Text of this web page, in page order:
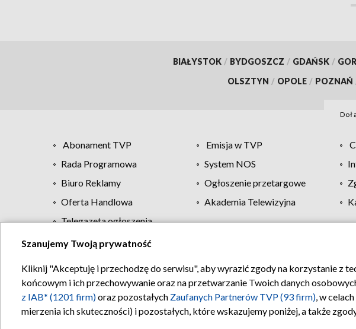
BIAŁYSTOK / BYDGOSZCZ / GDAŃSK /
OLSZTYN / OPOLE / POZNAŃ
Abonament TVP Emisja w TVP
Rada Programowa
System NOS
Biuro Reklamy
Ogłoszenie przetargowe
Oferta Handlowa
Akademia Telewizyjna
Telegazeta ogłoszenia
Regulamin TVP Polityka prywatności
Szanujemy Twoją prywatność
Kliknij "Akceptuję i przechodzę do serwisu", aby wyrazić zgody na korzystanie z
końcowym i ich przechowywanie oraz na przetwarzanie Twoich danych
z IAB* (1201 firm)oraz pozostałych Zaufanych Partnerów TVP (93 firm), w
mierzenia ich skuteczności) i pozostałych, które wskazujemy poniżej, a także